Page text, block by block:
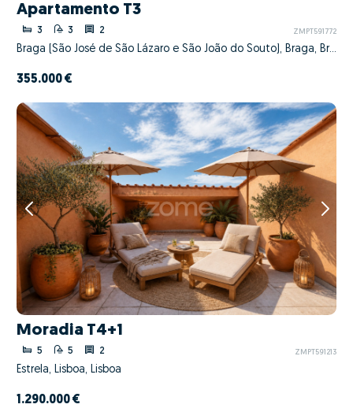
Apartamento T3
3 3 2 ZMPT591772
Braga (São José de São Lázaro e São João do Souto), Braga, Braga
355.000 €
Moradia T4+1
5 5 2 ZMPT591213
Estrela, Lisboa, Lisboa
1.290.000 €